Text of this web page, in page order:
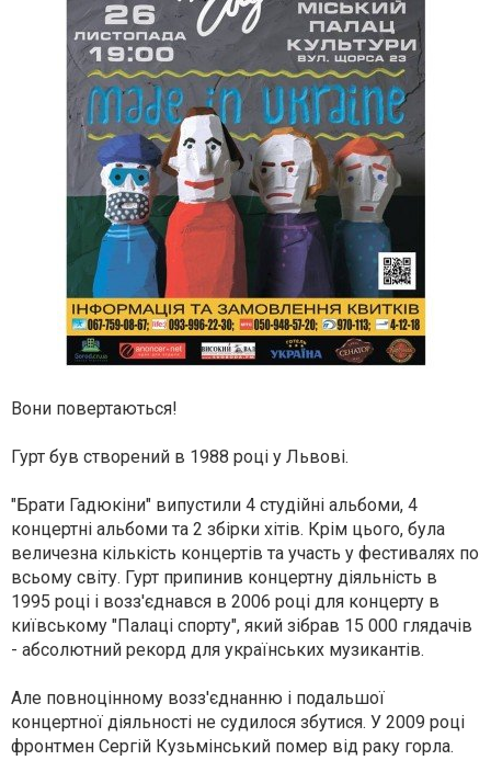
Вони повертаються!
Гурт був створений в 1988 році у Львові.
"Брати Гадюкіни" випустили 4 студійні альбоми, 4
концертні альбоми та 2 збірки хітів. Крім цього, була
величезна кількість концертів та участь у фестивалях по
всьому світу. Гурт припинив концертну діяльність в
1995 році і возз'єднався в 2006 році для концерту в
київському "Палаці спорту", який зібрав 15 000 глядачів
- абсолютний рекорд для українських музикантів.
Але повноцінному возз'єднанню і подальшої
концертної діяльності не судилося збутися. У 2009 році
фронтмен Сергій Кузьмінський помер від раку горла.